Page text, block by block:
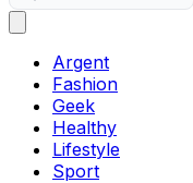
Argent
Fashion
Geek
Healthy
Lifestyle
Sport